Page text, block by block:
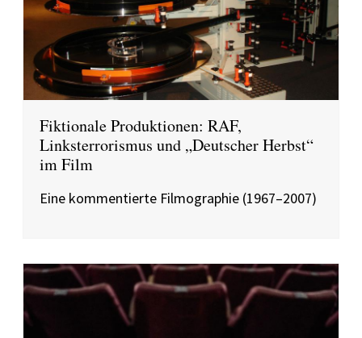
Fiktionale Produktionen: RAF,
Linksterrorismus und „Deutscher Herbst“
im Film
Eine kommentierte Filmographie (1967–2007)